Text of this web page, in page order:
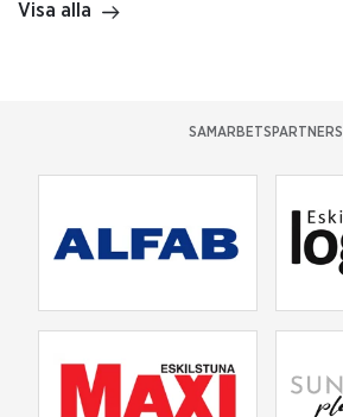
Visa alla
SAMARBETSPARTNERS